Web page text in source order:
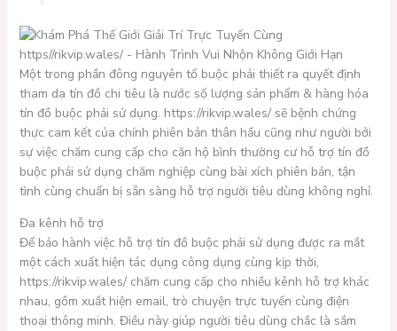
Một trong phần đông nguyên tố buộc phải thiết ra quyết định
tham da tín đồ chi tiêu là nước số lượng sản phẩm & hàng hóa
tín đồ buộc phải sử dụng. https://rikvip.wales/ sẽ bệnh chứng
thực cam kết của chính phiên bản thân hầu cũng như người bởi
sự việc chăm cung cấp cho căn hộ bình thường cư hỗ trợ tín đồ
buộc phải sử dụng chăm nghiệp cùng bài xích phiên bản, tận
tình cùng chuẩn bị sẵn sàng hỗ trợ người tiêu dùng không nghỉ.
Đa kênh hỗ trợ
Để bảo hành việc hỗ trợ tín đồ buộc phải sử dụng được ra mắt
một cách xuất hiện tác dụng công dụng cùng kịp thời,
https://rikvip.wales/ chăm cung cấp cho nhiều kênh hỗ trợ khác
nhau, gồm xuất hiện email, trò chuyện trực tuyến cùng điện
thoại thông minh. Điều này giúp người tiêu dùng chắc là sắm